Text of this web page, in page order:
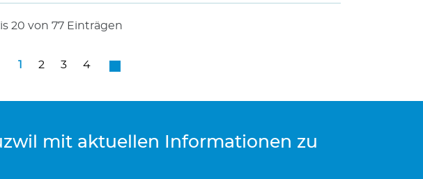
20 von 77 Einträgen
1 2 3 4
mit aktuellen Informationen zu